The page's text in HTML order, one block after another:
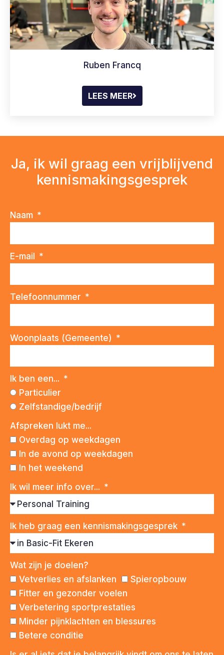
Ruben Francq
LEES MEER
Ja, ik wil graag een vrijblijvend
kennismakingsgesprek
Naam
E-mail
Telefoonnummer
Woonplaats (Gemeente)
Ik ben een...
Particulier
Zelfstandige/bedrijf
Afspreken lukt me...
Overdag op weekdagen
In de avond op weekdagen
In het weekend
Ik wil meer info over...
Ik heb graag een kennismakingsgesprek
Wat zijn je doelen?
Vetverlies en afslanken
Spieropbouw
Fitter en gezonder voelen
Verbetering sportprestaties
Minder pijnklachten en blessures
Betere conditie